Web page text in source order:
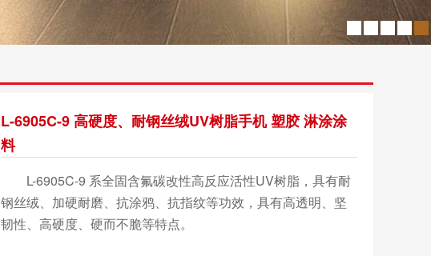
L-6905C-9 高硬度、耐钢丝绒UV树脂手机 塑胶 淋涂涂
料
L-6905C-9 系全固含氟碳改性高反应活性UV树脂，具有耐
钢丝绒、加硬耐磨、抗涂鸦、抗指纹等功效，具有高透明、坚
韧性、高硬度、硬而不脆等特点。